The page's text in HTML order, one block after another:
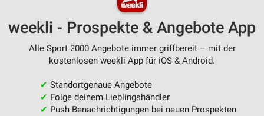
weekli - Prospekte & Angebote App
Alle Sport 2000 Angebote immer griffbereit – mit der
kostenlosen weekli App für iOS & Android.
✔ Standortgenaue Angebote
✔ Folge deinem Lieblingshändler
✔ Push-Benachrichtigungen bei neuen Prospekten